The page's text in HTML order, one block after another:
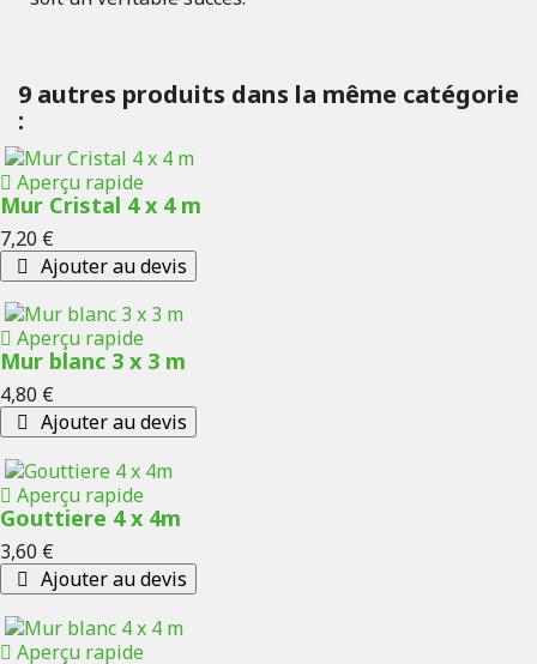
9 autres produits dans la même catégorie
:
Aperçu rapide
Mur Cristal 4 x 4 m
Prix
7,20 €
Ajouter au devis
Aperçu rapide
Mur blanc 3 x 3 m
Prix
4,80 €
Ajouter au devis
Aperçu rapide
Gouttiere 4 x 4m
Prix
3,60 €
Ajouter au devis
Aperçu rapide